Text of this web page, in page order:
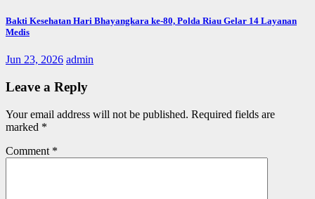
Bakti Kesehatan Hari Bhayangkara ke-80, Polda Riau Gelar 14 Layanan
Medis
Jun 23, 2026 admin
Leave a Reply
Your email address will not be published. Required fields are
marked *
Comment *